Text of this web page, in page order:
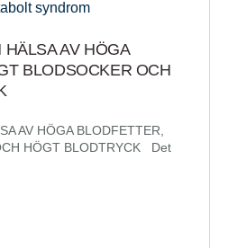
AV HÖGA
BLODSOCKER OCH
AV HÖGA BLODFETTER,
HÖGT BLODTRYCK Det